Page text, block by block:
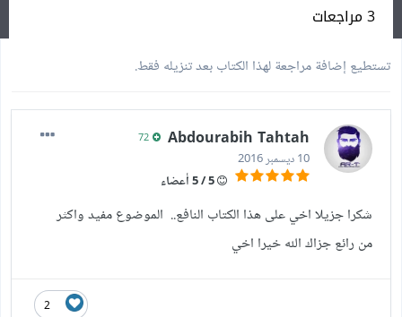
3 مراجعات
تستطيع إضافة مراجعة لهذا الكتاب بعد تنزيله فقط.
Abdourabih Tahtah
10 ديسمبر 2016
شكرا جزيلا اخي على هذا الكتاب النافع.. الموضوع مفيد واكثر
من رائع جزاك الله خيرا اخي
2